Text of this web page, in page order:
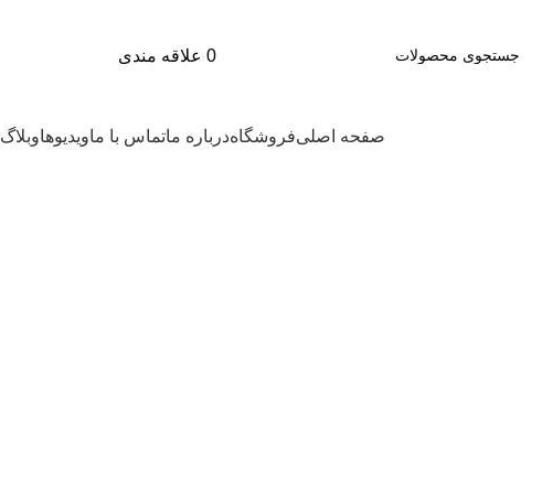
0 علاقه مندی
صفحه اصلیفروشگاهدرباره ماتماس با ماویدیوهاوبلاگ